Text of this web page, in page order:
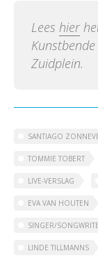
Lees hier
Zuidplein.
SANTIAGO
TOMMIE TOBERT
LIVE-VERSLAG
EVA VAN HOUTEN
SINGER/
LINDE TILLMANNS